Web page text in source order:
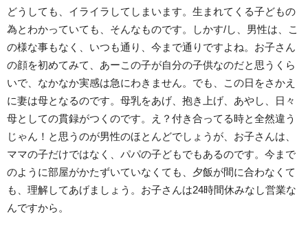
どうしても、イライラしてしまいます。生まれてくる子どもの
為とわかっていても、そんなものです。しかす/し、男性は、こ
の様な事もなく、いつも通り、今まで通りですよね。お子さん
の顔を初めてみて、あーこの子が自分の子供なのだと思うくら
いで、なかなか実感は急にわきません。でも、この日をさかえ
に妻は母となるのです。母乳をあげ、抱き上げ、あやし、日々
母としての貫録がつくのです。え？付き合ってる時と全然違う
じゃん！と思うのが男性のほとんどでしょうが、お子さんは、
ママの子だけではなく、パパの子どもでもあるのです。今まで
のように部屋がかたずいていなくても、夕飯が間に合わなくて
も、理解してあげましょう。お子さんは24時間休みなし営業な
んですから。